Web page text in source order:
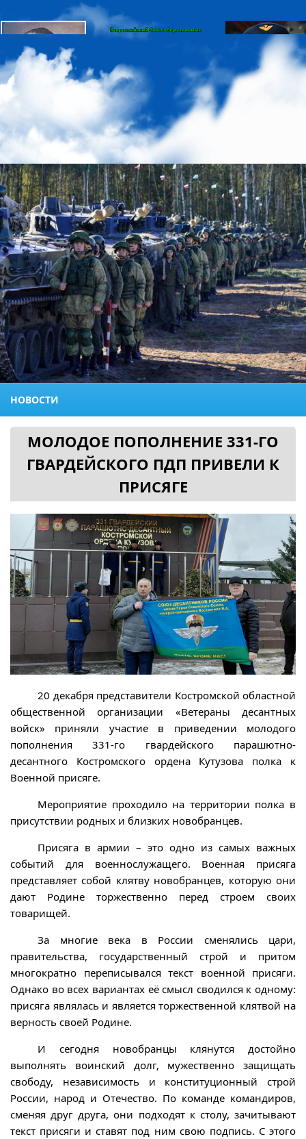
НОВОСТИ
МОЛОДОЕ ПОПОЛНЕНИЕ 331-ГО
ГВАРДЕЙСКОГО ПДП ПРИВЕЛИ К
ПРИСЯГЕ
20 декабря представители Костромской областной
общественной организации «Ветераны десантных
войск» приняли участие в приведении молодого
пополнения 331-го гвардейского парашютно-
десантного Костромского ордена Кутузова полка к
Военной присяге.
Мероприятие проходило на территории полка в
присутствии родных и близких новобранцев.
Присяга в армии – это одно из самых важных
событий для военнослужащего. Военная присяга
представляет собой клятву новобранцев, которую они
дают Родине торжественно перед строем своих
товарищей.
За многие века в России сменялись цари,
правительства, государственный строй и притом
многократно переписывался текст военной присяги.
Однако во всех вариантах её смысл сводился к одному:
присяга являлась и является торжественной клятвой на
верность своей Родине.
И сегодня новобранцы клянутся достойно
выполнять воинский долг, мужественно защищать
свободу, независимость и конституционный строй
России, народ и Отечество. По команде командиров,
сменяя друг друга, они подходят к столу, зачитывают
текст присяги и ставят под ним свою подпись. С этого